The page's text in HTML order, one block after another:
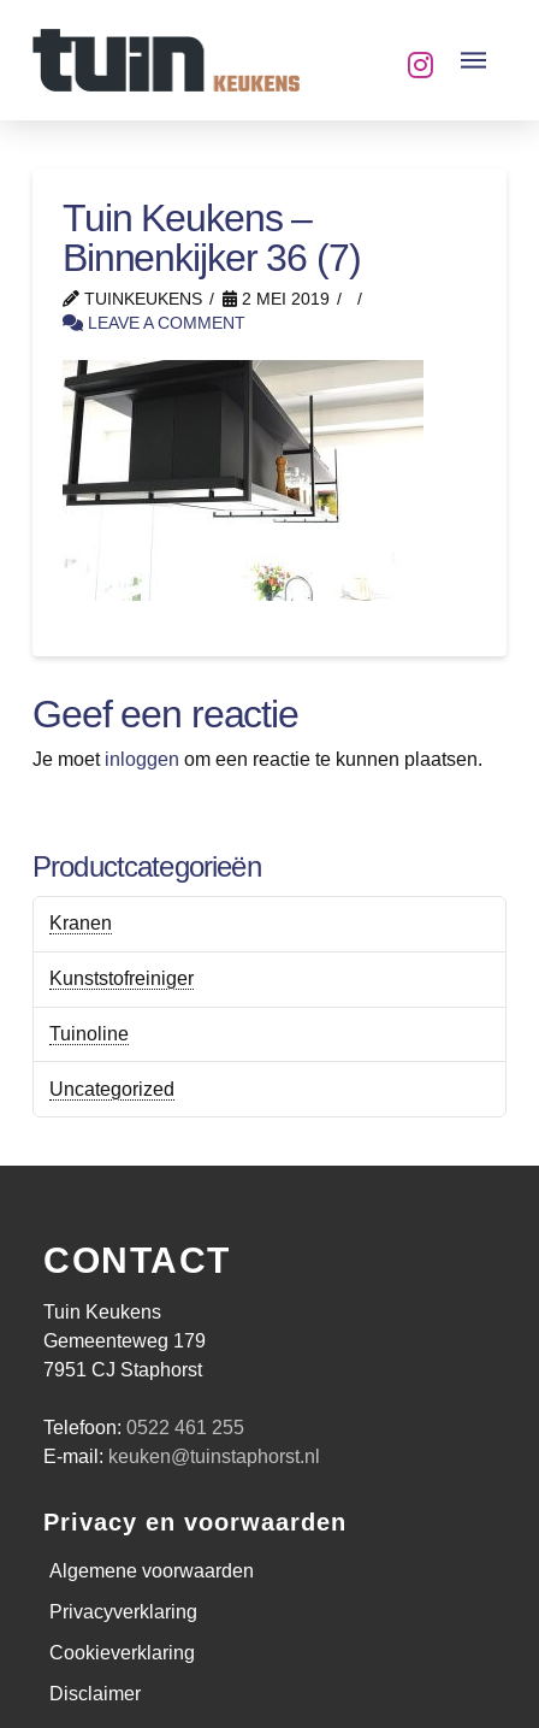
Tuin Keukens –
Binnenkijker 36 (7)
TUINKEUKENS
2 MEI 2019
LEAVE A COMMENT
Geef een reactie
Je moet inloggen om een reactie te kunnen plaatsen.
Productcategorieën
Kranen
Kunststofreiniger
Tuinoline
Uncategorized
CONTACT
Tuin Keukens
Gemeenteweg 179
7951 CJ Staphorst
Telefoon: 0522 461 255
E-mail: keuken@tuinstaphorst.nl
Privacy en voorwaarden
Algemene voorwaarden
Privacyverklaring
Cookieverklaring
Disclaimer